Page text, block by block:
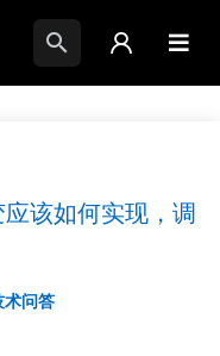
该如何实现，调
术问答